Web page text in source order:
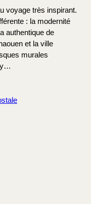
voyage très inspirant.
: la modernité
authentique de
et la ville
murales